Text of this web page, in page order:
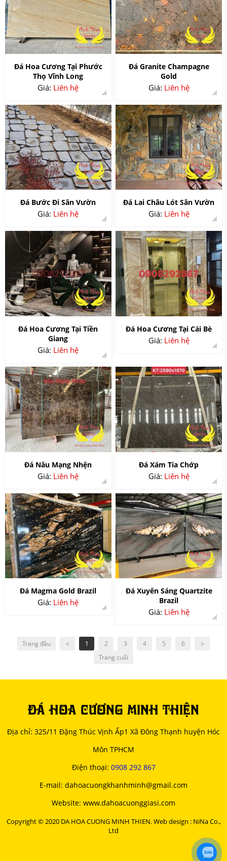
Đá Hoa Cương Tại Phước
Thọ Vĩnh Long
Giá: Liên hệ
Đá Granite Champagne
Gold
Giá: Liên hệ
Đá Bước Đi Sân Vườn
Giá: Liên hệ
Đá Lai Châu Lót Sân Vườn
Giá: Liên hệ
Đá Hoa Cương Tại Tiền
Giang
Giá: Liên hệ
Đá Hoa Cương Tại Cái Bè
Giá: Liên hệ
Đá Nâu Mạng Nhện
Giá: Liên hệ
Đá Xám Tia Chớp
Giá: Liên hệ
Đá Magma Gold Brazil
Giá: Liên hệ
Đá Xuyên Sáng Quartzite
Brazil
Giá: Liên hệ
Trang đầu < 1 2 3 4 5 6
>
Trang cuối
ĐÁ HOA CƯƠNG MINH THIỆN
Địa chỉ: 325/11 Đặng Thúc Vịnh Ấp1 Xã Đông Thạnh huyện Hóc
Môn TPHCM
Điện thoại: 0908 292 867
E-mail: dahoacuongkhanhminh@gmail.com
Website: www.dahoacuonggiasi.com
Copyright © 2020 DA HOA CUONG MINH THIEN. Web design : NiNa Co.,
Ltd